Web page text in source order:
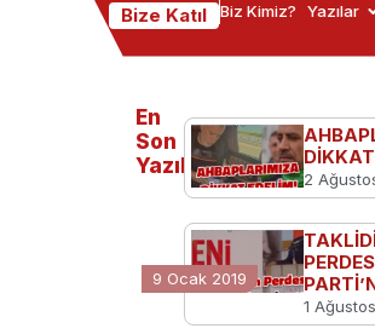
Bize Katıl Biz Kimiz? Yazılar
Kuruyor
Ana Sayfa Türkiye'den
9 Ocak 2019
En
Son
Yazılanlar
2
1